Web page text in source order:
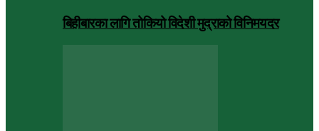
बिहीबारका लागि तोकियो विदेशी मुद्राको विनिमयदर